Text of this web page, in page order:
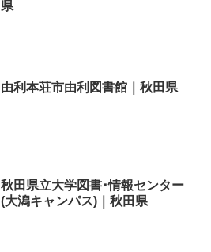
県
由利本荘市由利図書館｜秋田県
秋田県立大学図書･情報センター
(大潟キャンパス)｜秋田県